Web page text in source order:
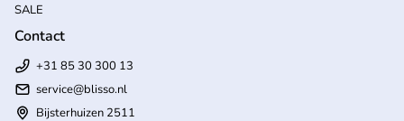
SALE
Contact
+31 85 30 300 13
service@blisso.nl
Bijsterhuizen 2511